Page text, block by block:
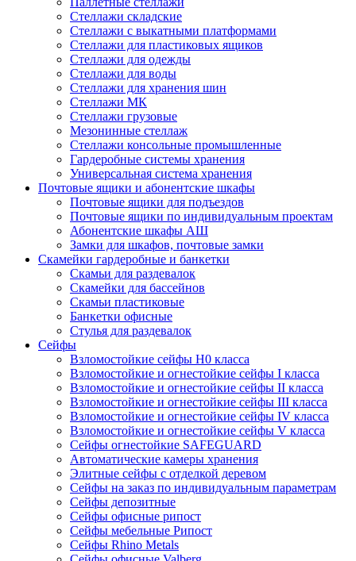
Стеллажи складские
Стеллажи с выкатными платформами
Стеллажи для пластиковых ящиков
Стеллажи для одежды
Стеллажи для воды
Стеллажи для хранения шин
Стеллажи МК
Стеллажи грузовые
Мезонинные стеллаж
Стеллажи консольные промышленные
Гардеробные системы хранения
Универсальная система хранения
Почтовые ящики и абонентские шкафы
Почтовые ящики для подъездов
Почтовые ящики по индивидуальным проектам
Абонентские шкафы АШ
Замки для шкафов, почтовые замки
Скамейки гардеробные и банкетки
Скамьи для раздевалок
Скамейки для бассейнов
Скамьи пластиковые
Банкетки офисные
Стулья для раздевалок
Сейфы
Взломостойкие сейфы H0 класса
Взломостойкие и огнестойкие сейфы I класса
Взломостойкие и огнестойкие сейфы II класса
Взломостойкие и огнестойкие сейфы III класса
Взломостойкие и огнестойкие сейфы IV класса
Взломостойкие и огнестойкие сейфы V класса
Сейфы огнестойкие SAFEGUARD
Автоматические камеры хранения
Элитные сейфы с отделкой деревом
Сейфы на заказ по индивидуальным параметрам
Сейфы депозитные
Сейфы офисные рипост
Сейфы мебельные Рипост
Сейфы Rhino Metals